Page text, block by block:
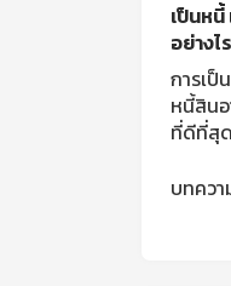
เป็นห
อย่างไ
การเป็
หนี้สินอ
ที่ดีที่สุ
อนาคต
บทควา